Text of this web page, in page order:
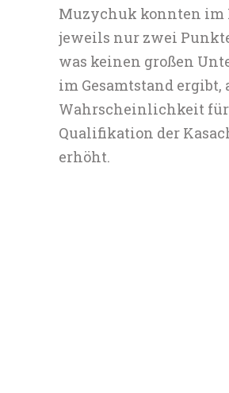
Muzychuk konnten im
jeweils nur zwei
was keinen großen
im Gesamtstand ergibt,
Wahrscheinlichkeit
Qualifikation der
erhöht.